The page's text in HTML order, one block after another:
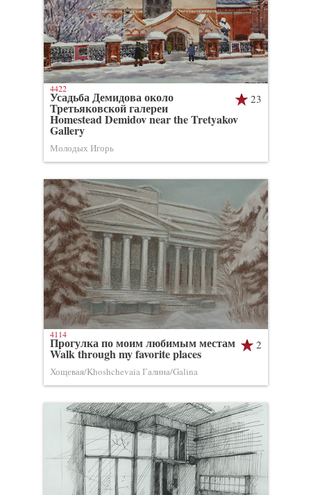
23
Усадьба Демидова около
Третьяковской галереи
Homestead Demidov near the Tretyakov
Gallery
Молодых Игорь
4422
2
Прогулка по моим любимым местам
Walk through my favorite places
Хощевая/Khoshchevaia Галина/Galina
4114